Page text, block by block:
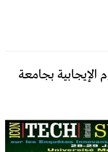
الإيجابية بجامعة